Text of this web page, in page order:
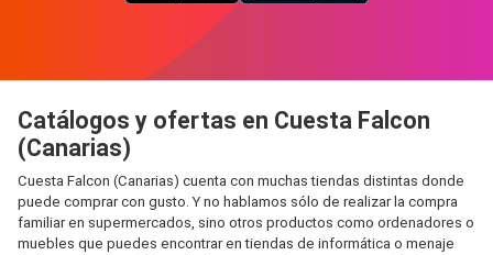
Catálogos y ofertas en Cuesta Falcon
(Canarias)
Cuesta Falcon (Canarias) cuenta con muchas tiendas distintas donde
puede comprar con gusto. Y no hablamos sólo de realizar la compra
familiar en supermercados, sino otros productos como ordenadores o
muebles que puedes encontrar en tiendas de informática o menaje